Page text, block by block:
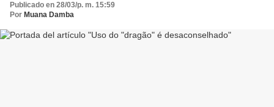
Publicado en 28/03/p. m. 15:59
Por Muana Damba